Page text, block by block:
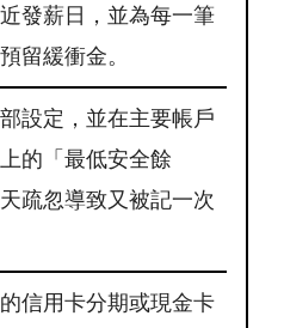
發薪日，並為每一筆
留緩衝金。
設定，並在主要帳戶
的「最低安全餘
疏忽導致又被記一次
信用卡分期或現金卡